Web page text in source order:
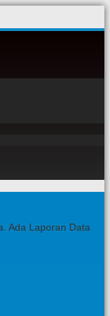
Ada Laporan Data